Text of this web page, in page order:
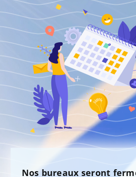
Nos bureaux seront